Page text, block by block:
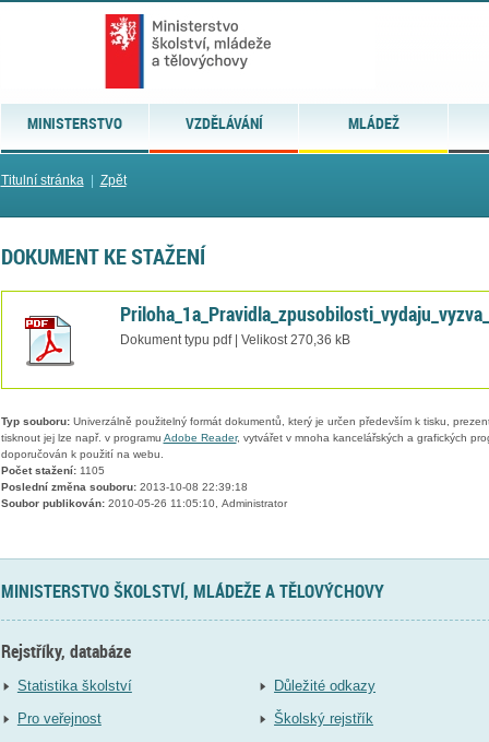
MINISTERSTVO VZDĚLÁVÁNÍ MLÁDEŽ
Titulní stránka| Zpět
DOKUMENT KE STAŽENÍ
Dokument typu pdf | Velikost 270,36 kB
Typ souboru:Univerzálně použitelný formát dokumentů, který je určen především k tisku,
tisknout jej lze např. v programu Adobe Reader, vytvářet v mnoha kancelářských a grafických
doporučován k použití na webu.
Počet stažení:1105
Poslední změna souboru:2013-10-08 22:39:18
Soubor publikován:2010-05-26 11:05:10, Administrator
MINISTERSTVO ŠKOLSTVÍ, MLÁDEŽE A TĚLOVÝCHOVY
Rejstříky, databáze
Statistika školství
Pro veřejnost
Důležité odkazy
Školský rejstřík